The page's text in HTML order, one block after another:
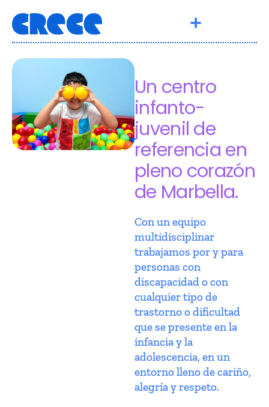
Un centro
infanto-
juvenil de
referencia en
pleno corazón
de Marbella.
Con un equipo
multidisciplinar
trabajamos por y para
personas con
discapacidad o con
cualquier tipo de
trastorno o dificultad
que se presente en la
infancia y la
adolescencia, en un
entorno lleno de cariño,
alegría y respeto.